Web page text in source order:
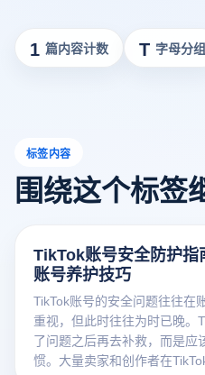
1 篇内容计数 T 字母分组
标签内容
围绕这个标签
TikTok账号安全防护
账号养护技巧
TikTok账号的安全问题往往在
重视，但此时往往为时已晚。
了问题之后再去补救，而是应
惯。大量卖家和创作者在